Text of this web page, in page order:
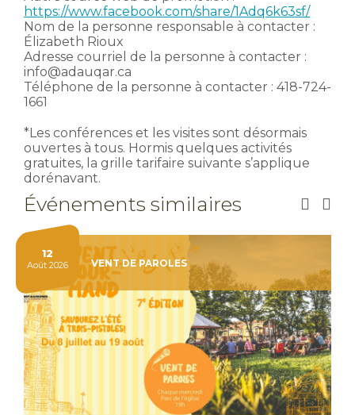
https://www.facebook.com/share/1Adq6k63sf/
Nom de la personne responsable à contacter :
Élizabeth Rioux
Adresse courriel de la personne à contacter :
info@adauqar.ca
Téléphone de la personne à contacter : 418-724-
1661
*Les conférences et les visites sont désormais
ouvertes à tous. Hormis quelques activités
gratuites, la grille tarifaire suivante s’applique
dorénavant.
Événements similaires
VENT DE PAROLES
12
Août 2026